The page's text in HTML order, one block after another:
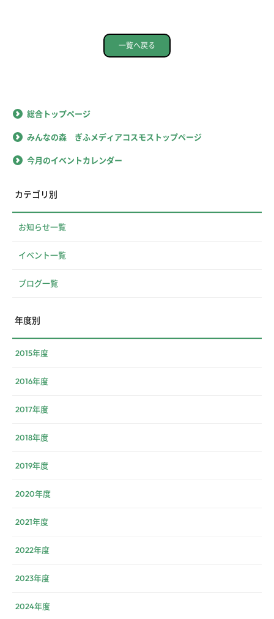
一覧へ戻る
総合トップページ
みんなの森 ぎふメディアコスモストップページ
今月のイベントカレンダー
カテゴリ別
お知らせ一覧
イベント一覧
ブログ一覧
年度別
2015年度
2016年度
2017年度
2018年度
2019年度
2020年度
2021年度
2022年度
2023年度
2024年度